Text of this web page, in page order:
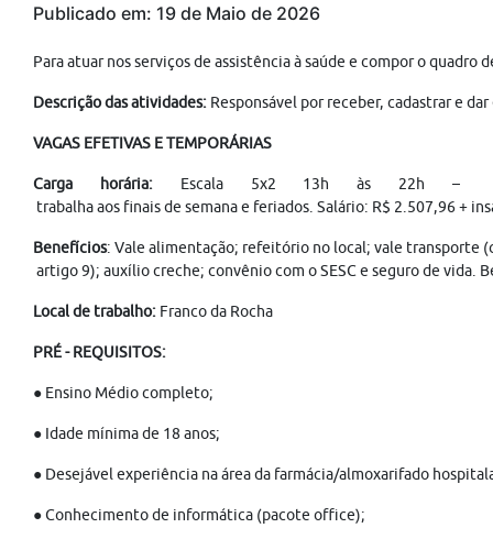
Publicado em: 19 de Maio de 2026
Para atuar nos serviços de assistência à saúde e compor o quadro
Descrição das atividades: Responsável por receber, cadastrar e
VAGAS EFETIVAS E TEMPORÁRIAS
Carga horária:Escala 5x2 13h às 22h –
trabalha aos finais de semana e feriados. Salário: R$ 2.507,96 +
Benefícios: Vale alimentação; refeitório no local; vale transporte
artigo 9); auxílio creche; convênio com o SESC e seguro de
Local de trabalho: Franco da Rocha
PRÉ - REQUISITOS:
● Ensino Médio completo;
● Idade mínima de 18 anos;
● Desejável experiência na área da farmácia/almoxarifado
● Conhecimento de informática (pacote office);